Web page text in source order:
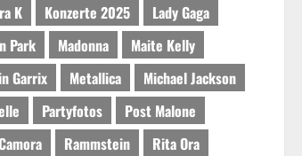
K
Konzerte 2025
Lady Gaga
Park
Madonna
Maite Kelly
Garrix
Metallica
Michael Jackson
Partyfotos
Post Malone
Rammstein
Rita Ora